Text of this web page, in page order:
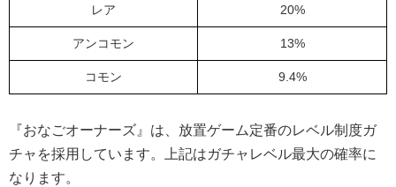
レア 20%
アンコモン 13%
コモン 9.4%
『おなごオーナーズ』は、放置ゲーム定番のレベル制度ガ
チャを採用しています。上記はガチャレベル最大の確率に
なります。